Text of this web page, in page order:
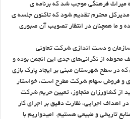
میراث فرهنگی موجب شد که برنامه ی
مدیرکل محترم تقدیم شود که تاکنون جلسه ی
و ما همچنان در انتظار تصویب آن صبوری
و دست اندازی شرکت تعاونی
از نگرانی‌های جدی این انجمن بوده و
که در سطح شهرستان مبنی بر ایجاد پارک بازی
و فروش سهام شرکت مطرح است، خواستار
از کشاورزان متجاوز، تعیین حریم شرکت
اهداف اجرایی، نظارت دقیق بر اجرای کار
تاریخی و طبیعی هستیم. امیدواریم با